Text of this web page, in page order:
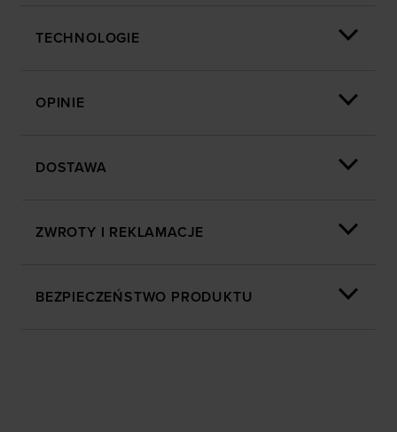
TECHNOLOGIE
OPINIE
DOSTAWA
ZWROTY I REKLAMACJE
BEZPIECZEŃSTWO PRODUKTU